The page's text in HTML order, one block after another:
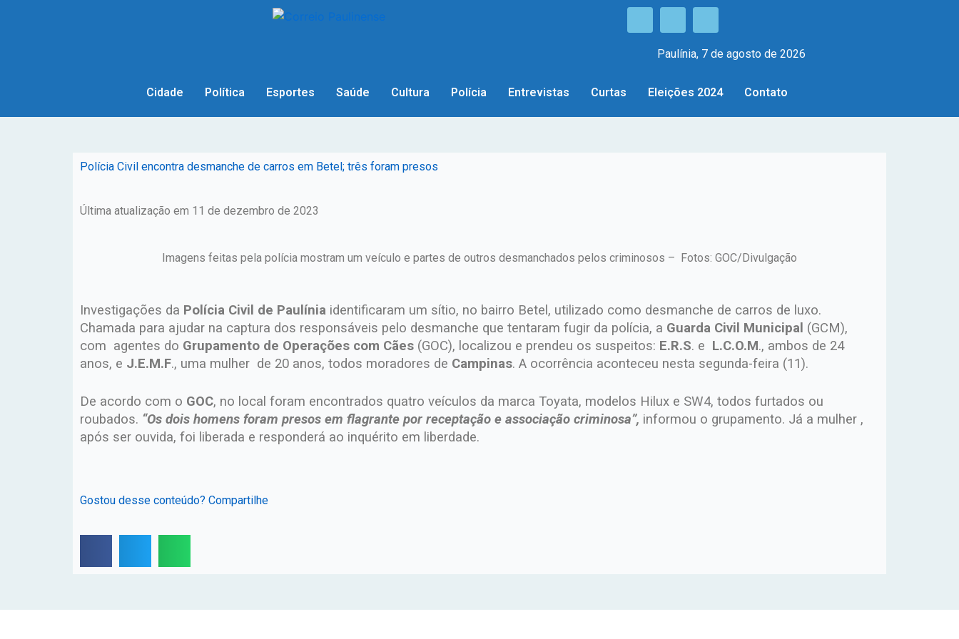
Paulínia, 7 de agosto de 2026
Cidade Política Esportes Saúde Cultura Polícia Entrevistas Curtas Eleições 2024 Contato
Polícia Civil encontra desmanche de carros em Betel; três foram presos
Última atualização em 11 de dezembro de 2023
Imagens feitas pela polícia mostram um veículo e partes de outros desmanchados pelos criminosos – Fotos: GOC/Divulgação
Investigações da Polícia Civil de Paulínia identificaram um sítio, no bairro Betel, utilizado como desmanche de carros de luxo.
Chamada para ajudar na captura dos responsáveis pelo desmanche que tentaram fugir da polícia, a Guarda Civil Municipal (GCM),
com agentes do Grupamento de Operações com Cães (GOC), localizou e prendeu os suspeitos: E.R.S. e L.C.O.M., ambos de 24
anos, e J.E.M.F., uma mulher de 20 anos, todos moradores de Campinas. A ocorrência aconteceu nesta segunda-feira (11).
De acordo com o GOC, no local foram encontrados quatro veículos da marca Toyata, modelos Hilux e SW4, todos furtados ou
roubados. “Os dois homens foram presos em flagrante por receptação e associação criminosa”, informou o grupamento. Já a mulher ,
após ser ouvida, foi liberada e responderá ao inquérito em liberdade.
Gostou desse conteúdo? Compartilhe